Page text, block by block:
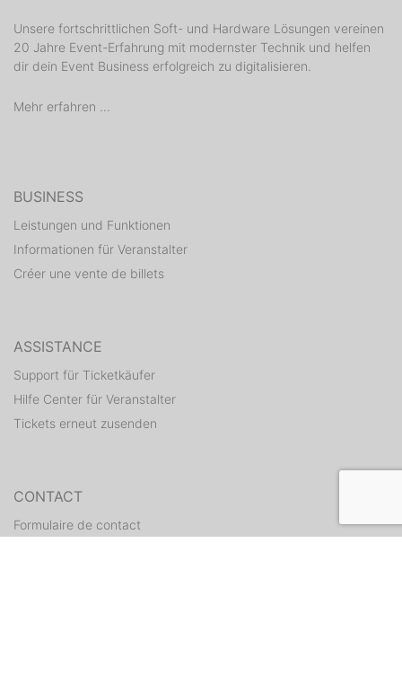
Unsere fortschrittlichen Soft- und Hardware Lösungen vereinen
20 Jahre Event-Erfahrung mit modernster Technik und helfen
dir dein Event Business erfolgreich zu digitalisieren.
Mehr erfahren ...
BUSINESS
Leistungen und Funktionen
Informationen für Veranstalter
Créer une vente de billets
ASSISTANCE
Support für Ticketkäufer
Hilfe Center für Veranstalter
Tickets erneut zusenden
CONTACT
Formulaire de contact